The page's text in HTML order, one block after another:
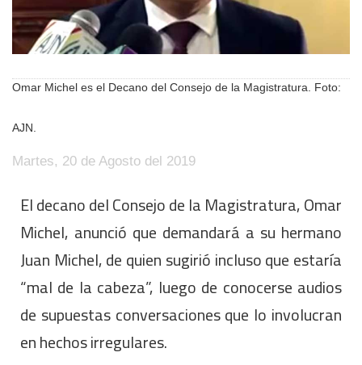
Omar Michel es el Decano del Consejo de la Magistratura. Foto:
AJN.
Martes, 20 de Agosto del 2019
El decano del Consejo de la Magistratura, Omar
Michel, anunció que demandará a su hermano
Juan Michel, de quien sugirió incluso que estaría
“mal de la cabeza”, luego de conocerse audios
de supuestas conversaciones que lo involucran
en hechos irregulares.